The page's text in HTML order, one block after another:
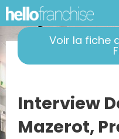
Voir la fiche
Interview
Mazerot,